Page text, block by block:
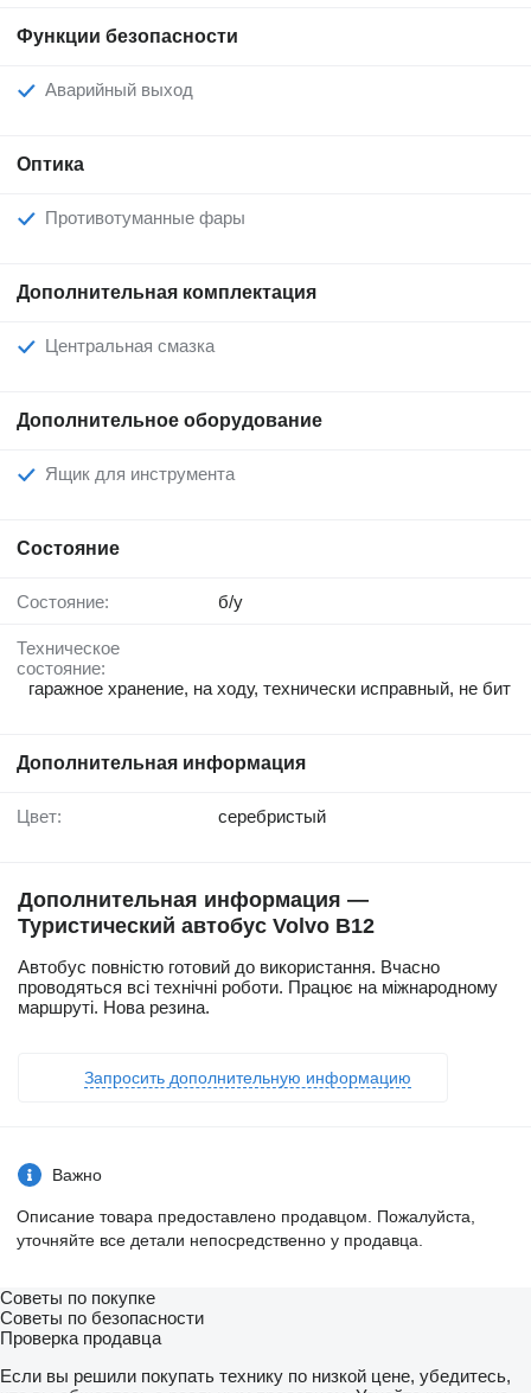
Функции безопасности
Аварийный выход
Оптика
Противотуманные фары
Дополнительная комплектация
Центральная смазка
Дополнительное оборудование
Ящик для инструмента
Состояние
Состояние: б/у
Техническое
состояние:
гаражное хранение, на ходу, технически исправный, не бит
Дополнительная информация
Цвет: серебристый
Дополнительная информация —
Туристический автобус Volvo B12
Автобус повністю готовий до використання. Вчасно
проводяться всі технічні роботи. Працює на міжнародному
маршруті. Нова резина.
Запросить дополнительную информацию
Важно
Описание товара предоставлено продавцом. Пожалуйста,
уточняйте все детали непосредственно у продавца.
Советы по покупке
Советы по безопасности
Проверка продавца
Если вы решили покупать технику по низкой цене, убедитесь,